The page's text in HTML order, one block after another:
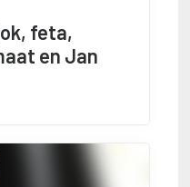
feta,
en Jan